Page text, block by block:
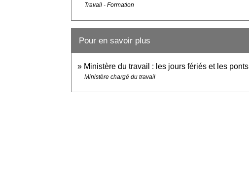
Travail - Formation
Pour en savoir plus
Ministère du travail : les jours fériés et les ponts
Ministère chargé du travail